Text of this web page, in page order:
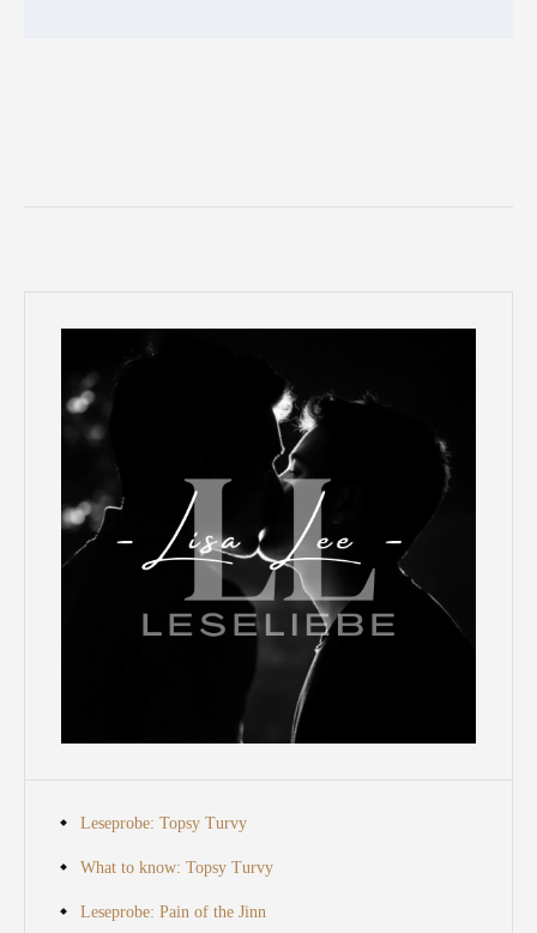
Leseprobe: Topsy Turvy
What to know: Topsy Turvy
Leseprobe: Pain of the Jinn